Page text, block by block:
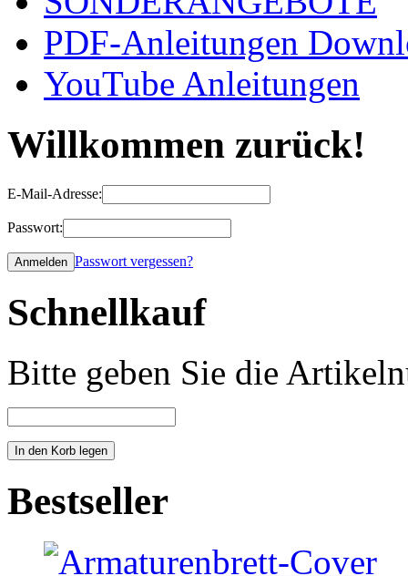
PDF-Anleitungen
YouTube Anleitungen
Willkommen zurück!
E-Mail-Adresse:
Passwort:
Passwort vergessen?
Schnellkauf
Bitte geben Sie die
Bestseller